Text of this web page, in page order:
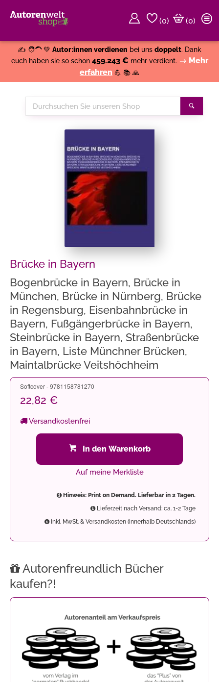
(0)
(0)
✍️ 🧑‍🦱 💚 Autor:innen verdienen bei uns doppelt. Dank
euch haben sie so schon 459.243 € mehr verdient. → Mehr
erfahren 💪 📚 🙏
Durchsuchen
Sie
Brücke in Bayern
Bogenbrücke in Bayern, Brücke in
München, Brücke in Nürnberg, Brücke
in Regensburg, Eisenbahnbrücke in
Bayern, Fußgängerbrücke in Bayern,
Steinbrücke in Bayern, Straßenbrücke
in Bayern, Liste Münchner Brücken,
Maintalbrücke Veitshöchheim
Softcover - 9781158781270
22,82 €
Versandkostenfrei
In den Warenkorb
Auf meine Merkliste
Hinweis: Print on Demand. Lieferbar in 2 Tagen.
Lieferzeit nach Versand: ca. 1-2 Tage
inkl. MwSt. & Versandkosten (innerhalb Deutschlands)
Autorenfreundlich Bücher
kaufen?!